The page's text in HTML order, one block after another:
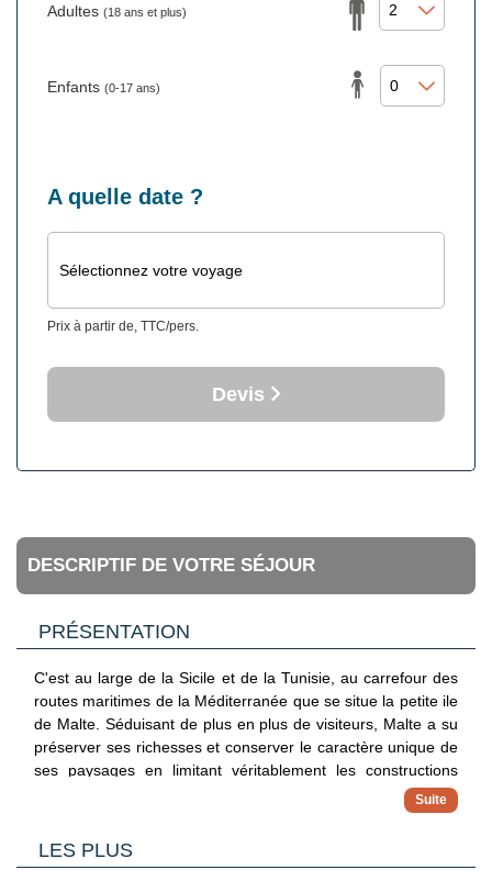
Adultes (18 ans et plus)
Enfants (0-17 ans)
A quelle date ?
Sélectionnez votre voyage
Prix à partir de, TTC/pers.
Devis
DESCRIPTIF DE VOTRE SÉJOUR
PRÉSENTATION
C'est au large de la Sicile et de la Tunisie, au carrefour des
routes maritimes de la Méditerranée que se situe la petite ile
de Malte. Séduisant de plus en plus de visiteurs, Malte a su
préserver ses richesses et conserver le caractère unique de
ses paysages en limitant véritablement les constructions
d'infrastructures touristiques. Elle est connue notamment
pour sa valeur culturelle nommée au patrimoine mondial de
Gigantia, Hagar Qim et Menaidra ainsi que les villes révélant
LES PLUS